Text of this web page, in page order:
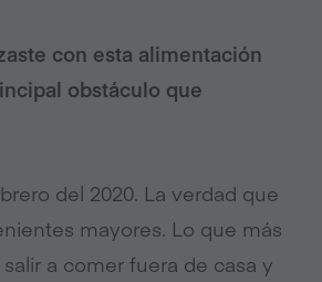
con esta alimentación
obstáculo que
del 2020. La verdad que
mayores. Lo que más
a comer fuera de casa y